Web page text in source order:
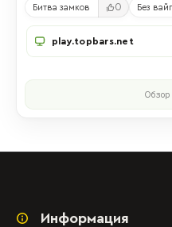
Битва замков 0 Без
play.topbars.net
Обзор
Информация